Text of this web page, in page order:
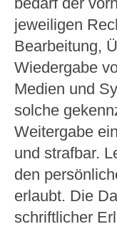
jeweiligen
Bearbeitung,
Wiedergabe
Medien und
solche
Weitergabe
und strafbar.
den
erlaubt. Die
schriftlicher